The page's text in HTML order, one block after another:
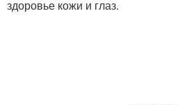
здоровье кожи и глаз.